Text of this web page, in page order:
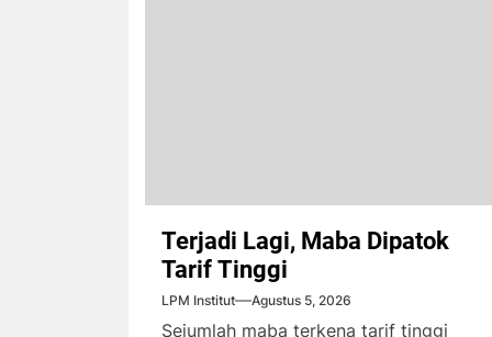
Terjadi Lagi, Maba Dipatok
Tarif Tinggi
LPM Institut Agustus 5, 2026
Sejumlah maba terkena tarif tinggi